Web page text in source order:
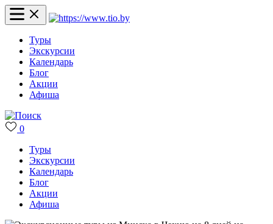
Туры
Экскурсии
Календарь
Блог
Акции
Афиша
0
Туры
Экскурсии
Календарь
Блог
Акции
Афиша